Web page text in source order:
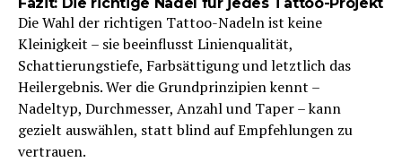
Die Wahl der richtigen Tattoo-Nadeln ist keine
Kleinigkeit – sie beeinflusst Linienqualität,
Schattierungstiefe, Farbsättigung und letztlich das
Heilergebnis. Wer die Grundprinzipien kennt –
Nadeltyp, Durchmesser, Anzahl und Taper – kann
gezielt auswählen, statt blind auf Empfehlungen zu
vertrauen.